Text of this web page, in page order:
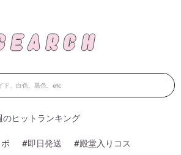
のヒットランキング
#即日発送 #殿堂入りコス